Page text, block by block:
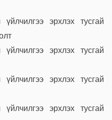
эрхлэх тусгай
эрхлэх тусгай
эрхлэх тусгай
эрхлэх тусгай